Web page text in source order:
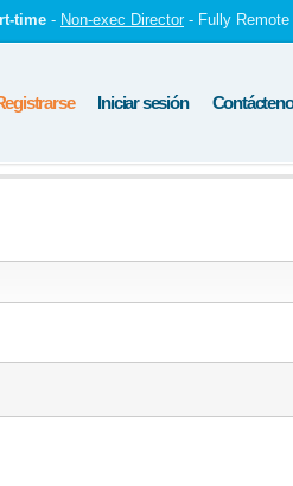
time - Non-exec Director - Fully
Iniciar sesión